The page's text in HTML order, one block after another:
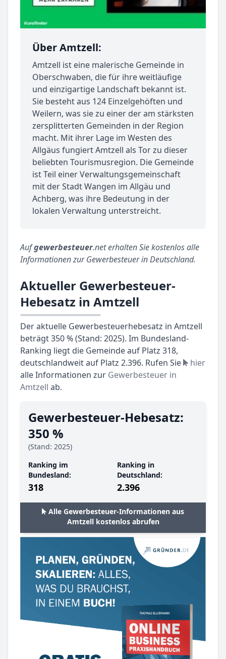
Über Amtzell:
Amtzell ist eine malerische Gemeinde in
Oberschwaben, die für ihre weitläufige
und einzigartige Landschaft bekannt ist.
Sie besteht aus 124 Einzelgehöften und
Weilern, was sie zu einer der am stärksten
zersplitterten Gemeinden in der Region
macht. Mit ihrer Lage im Westen des
Allgäus fungiert Amtzell als Tor zu dieser
beliebten Tourismusregion. Die Gemeinde
ist Teil einer Verwaltungsgemeinschaft
mit der Stadt Wangen im Allgäu und
Achberg, was ihre Bedeutung in der
lokalen Verwaltung unterstreicht.
Aufgewerbesteuer.net erhalten Sie kostenlos alle
Informationen zur Gewerbesteuer in Deutschland.
Aktueller Gewerbesteuer-
Hebesatz in Amtzell
Der aktuelle Gewerbesteuerhebesatz in Amtzell
beträgt 350 % (Stand: 2025). Im Bundesland-
Ranking liegt die Gemeinde auf Platz 318,
deutschlandweit auf Platz 2.396. Rufen Sie
hier
alle Informationen zur Gewerbesteuer in
Amtzell ab.
Gewerbesteuer-Hebesatz:
350 %
(Stand: 2025)
Ranking im
Bundesland:
318
Ranking in
Deutschland:
2.396
Alle Gewerbesteuer-Informationen aus
Amtzell kostenlos abrufen